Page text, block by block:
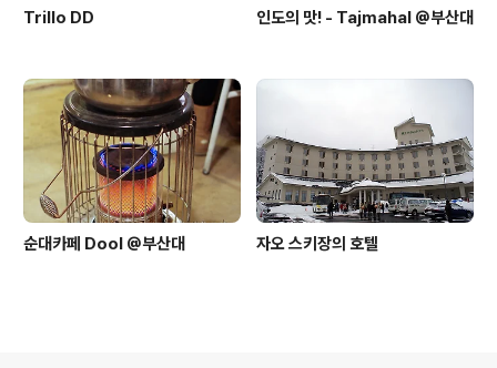
Trillo DD 인도의 맛! - Tajmahal @부산대
순대카페 Dool @부산대 자오 스키장의 호텔